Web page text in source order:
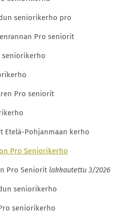
seniorikerho pro
Pro seniorit
Pro seniorit
Etelä-Pohjanmaan kerho
Pro Seniorikerho
Pro Seniorit lakkautettu 3/2026
seniorikerho
seniorikerho